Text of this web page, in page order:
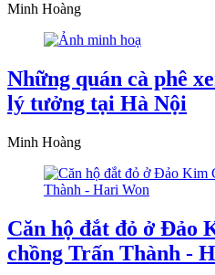
Minh Hoàng
Những quán cà phê
lý tưởng tại Hà Nội
Minh Hoàng
Căn hộ đắt đỏ ở Đảo
chồng Trấn Thành -